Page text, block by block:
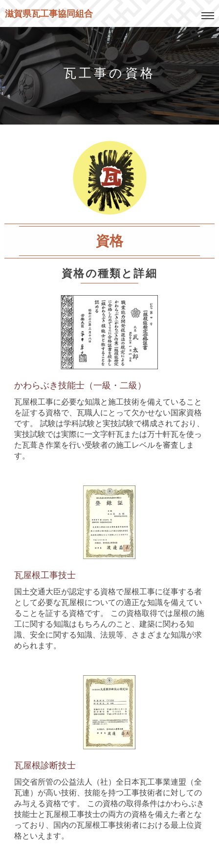
滋賀県瓦工事協同組合
瓦工事の資格
資格
資格の種類と詳細
かわらぶき技能士（一級・二級）
瓦屋根工事に必要な知識と施工技術を備えていること
を証する資格で、瓦職人にとって欠かせない国家資格
です。 試験は学科試験と実技試験で構成されており、
実技試験では実際に一文字軒瓦または万十軒瓦を使っ
た瓦葺き作業を行い受験者の施工レベルを審査しま
す。
瓦屋根工事技士
国土交通大臣が認定する資格で屋根工事に従事する者
として必要な瓦屋根についての適正な知識を備えてい
ることを証する資格です。 この資格取得では屋根の施
工に関する知識はもちろんのこと、建築に関わる知
識、安全に関する知識、法規等、さまざまな知識が求
められます。
瓦屋根診断技士
国交省所管の公益法人（社）全日本瓦工事業連盟（全
瓦連）が高い技術、技能を持つ工事技術者に対しての
み与える資格です。 この資格の取得条件はかわらぶき
技能士と瓦屋根工事技士の両方の資格を備えた者とな
っており、国内の瓦屋根工事技術者における最上位資
格といえます。